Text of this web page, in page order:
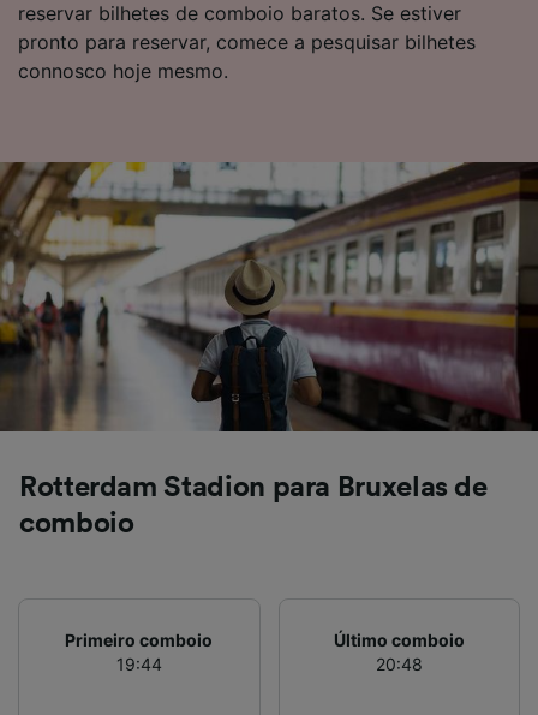
reservar bilhetes de comboio baratos. Se estiver
pronto para reservar, comece a pesquisar bilhetes
connosco hoje mesmo.
Rotterdam Stadion para Bruxelas de
comboio
Primeiro comboio
19:44
Último comboio
20:48